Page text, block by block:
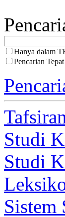
Hanya dalam
Pencarian Tepat
Studi
Studi
Sistem